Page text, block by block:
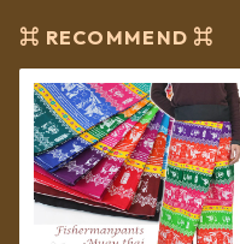
⌘ RECOMMEND ⌘